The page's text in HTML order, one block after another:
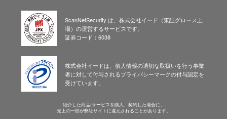
ScanNetSecurity は、株式会社イード（東証グロース上
場）の運営するサービスです。
証券コード：6038
株式会社イードは、個人情報の適切な取扱いを行う事業
者に対して付与されるプライバシーマークの付与認定を
受けています。
紹介した商品/サービスを購入、契約した場合に、
売上の一部が弊社サイトに還元されることがあります。